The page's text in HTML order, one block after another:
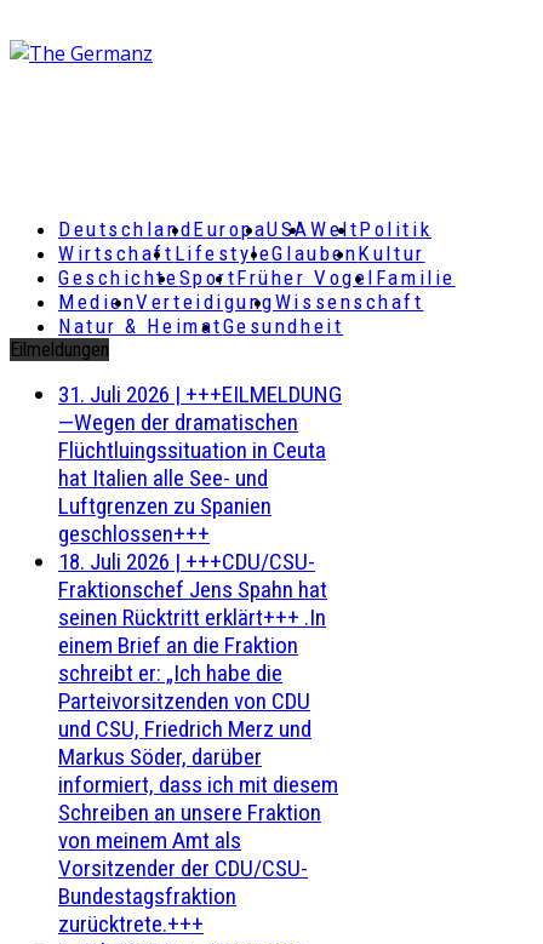
DeutschlandEuropaUSAWeltPolitik
Wirtschaft LifestyleGlaubenKultur
GeschichteSportFrüher Vogel Familie
MedienVerteidigungWissenschaft
Natur & HeimatGesundheit
Eilmeldungen
31. Juli 2026 | +++EILMELDUNG
—Wegen der dramatischen
Flüchtluingssituation in Ceuta
hat Italien alle See- und
Luftgrenzen zu Spanien
geschlossen+++
18. Juli 2026 | +++CDU/CSU-
Fraktionschef Jens Spahn hat
seinen Rücktritt erklärt+++ .In
einem Brief an die Fraktion
schreibt er: „Ich habe die
Parteivorsitzenden von CDU
und CSU, Friedrich Merz und
Markus Söder, darüber
informiert, dass ich mit diesem
Schreiben an unsere Fraktion
von meinem Amt als
Vorsitzender der CDU/CSU-
Bundestagsfraktion
zurücktrete.+++